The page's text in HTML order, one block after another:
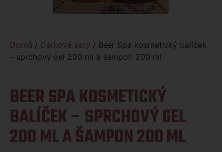
Domů / Dárkové sety / Beer Spa kosmetický balíček
– sprchový gel 200 ml a šampon 200 ml
BEER SPA KOSMETICKÝ
BALÍČEK – SPRCHOVÝ GEL
200 ML A ŠAMPON 200 ML